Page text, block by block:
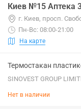
Киев №15 Аптека
г. Киев, просп.
Пн-Вс: 08:00-21:00
На карте
Термостакан
SINOVEST GROUP
Нет в наличии